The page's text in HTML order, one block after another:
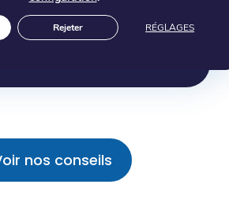
de votre voiture :
nos conseils
Rejeter RÉGLAGES